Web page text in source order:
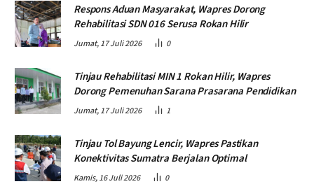
Respons Aduan Masyarakat, Wapres Dorong
Rehabilitasi SDN 016 Serusa Rokan Hilir
Jumat, 17 Juli 2026 0
Tinjau Rehabilitasi MIN 1 Rokan Hilir, Wapres
Dorong Pemenuhan Sarana Prasarana Pendidikan
Jumat, 17 Juli 2026 1
Tinjau Tol Bayung Lencir, Wapres Pastikan
Konektivitas Sumatra Berjalan Optimal
Kamis, 16 Juli 2026 0